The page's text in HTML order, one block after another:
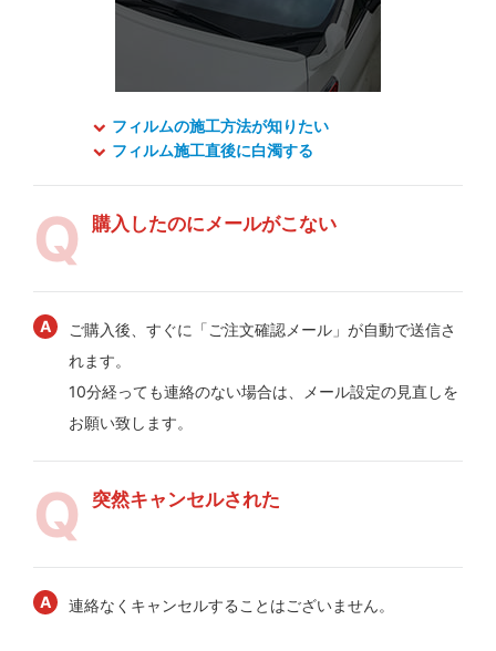
フィルムの施工方法が知りたい
フィルム施工直後に白濁する
購入したのにメールがこない
ご購入後、すぐに「ご注文確認メール」が自動で送信さ
れます。
10分経っても連絡のない場合は、メール設定の見直しを
お願い致します。
突然キャンセルされた
連絡なくキャンセルすることはございません。